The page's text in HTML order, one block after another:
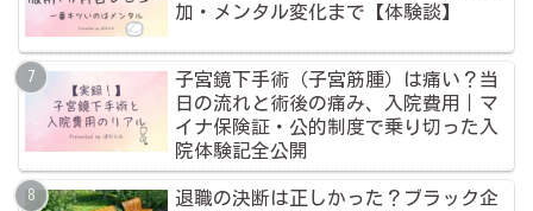
加・メンタル変化まで【体験談】
子宮鏡下手術（子宮筋腫）は痛い？当
日の流れと術後の痛み、入院費用｜マ
イナ保険証・公的制度で乗り切った入
院体験記全公開
退職の決断は正しかった？ブラック企